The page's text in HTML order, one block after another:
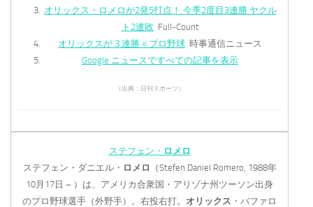
オリックス・ロメロが2発5打点！ 今季2度目3連勝 ヤクル
ト2連敗 Full-Count
オリックスが３連勝＝プロ野球 時事通信ニュース
Google ニュースですべての記事を表示
（出典：日刊スポーツ）
ステフェン・ ロメロ
ステフェン・ダニエル・ ロメロ （Stefen Daniel Romero, 1988年
10月17日 – ）は、アメリカ合衆国・アリゾナ州ツーソン出身
のプロ野球選手（外野手）。右投右打。 オリックス ・バファロ